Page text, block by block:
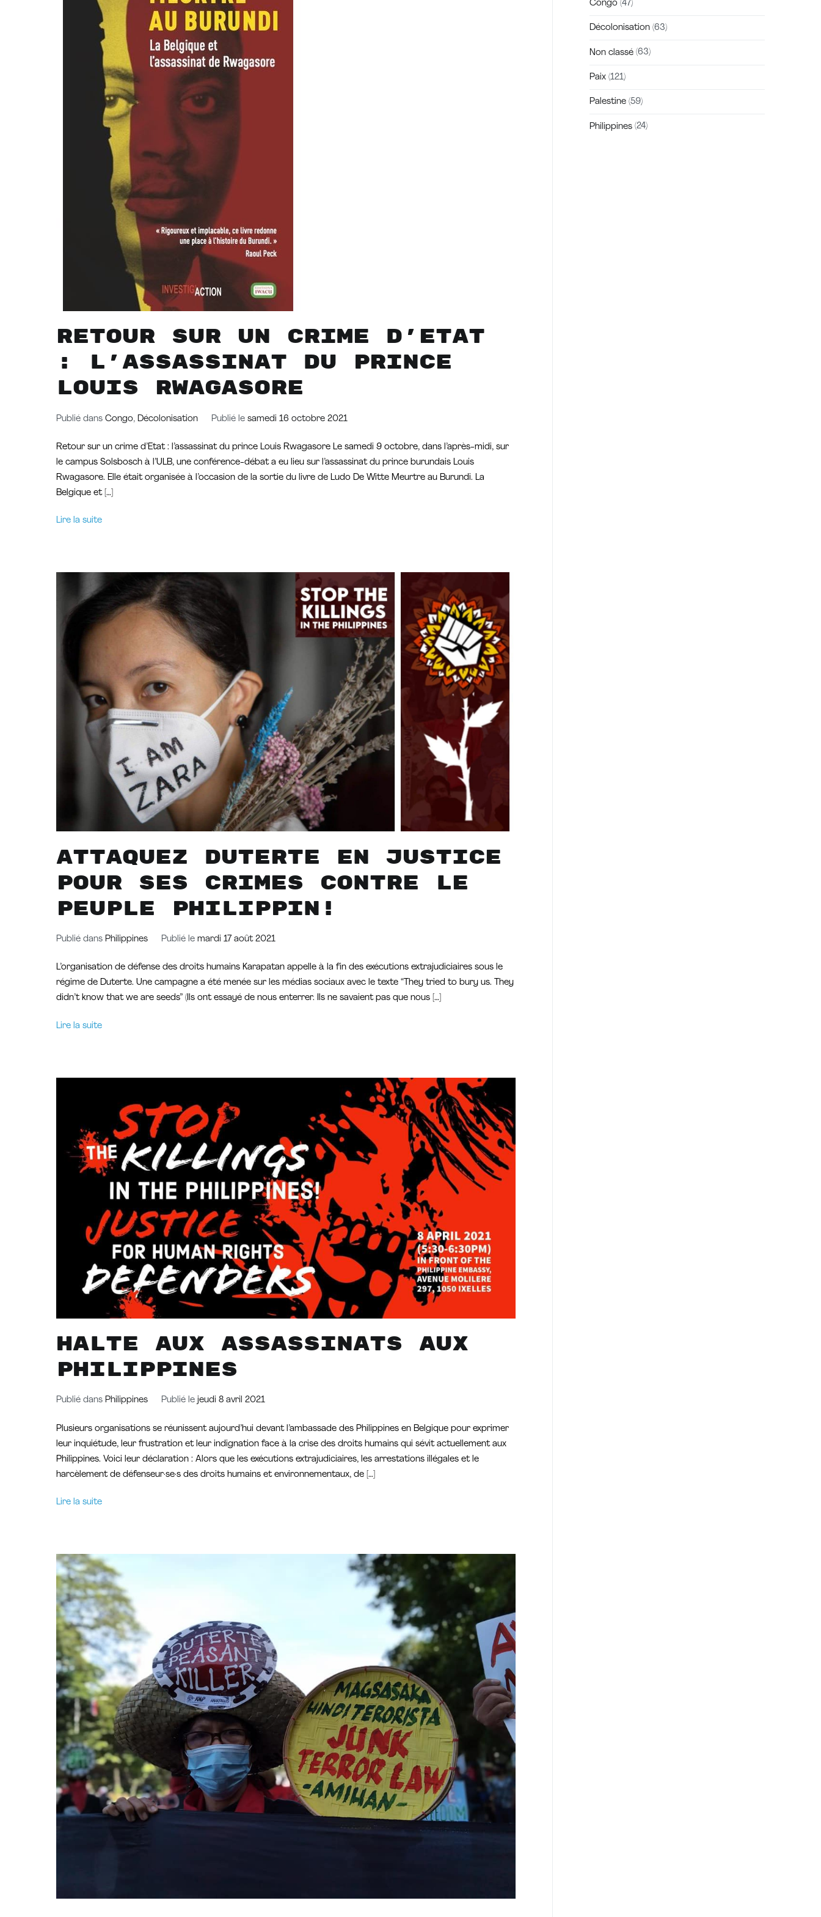
Retour sur un crime d’Etat
: l’assassinat du prince
Louis Rwagasore
Publié dans Congo, Décolonisation Publié le samedi 16 octobre 2021
Retour sur un crime d’Etat : l’assassinat du prince Louis Rwagasore Le samedi 9 octobre, dans l’après-midi, sur
le campus Solsbosch à l’ULB, une conférence-débat a eu lieu sur l’assassinat du prince burundais Louis
Rwagasore. Elle était organisée à l’occasion de la sortie du livre de Ludo De Witte Meurtre au Burundi. La
Belgique et […]
Lire la suite
Attaquez Duterte en justice
pour ses crimes contre le
peuple philippin!
Publié dans Philippines Publié le mardi 17 août 2021
L’organisation de défense des droits humains Karapatan appelle à la fin des exécutions extrajudiciaires sous le
régime de Duterte. Une campagne a été menée sur les médias sociaux avec le texte “They tried to bury us. They
didn’t know that we are seeds” (Ils ont essayé de nous enterrer. Ils ne savaient pas que nous […]
Lire la suite
Halte aux assassinats aux
Philippines
Publié dans Philippines Publié le jeudi 8 avril 2021
Plusieurs organisations se réunissent aujourd’hui devant l’ambassade des Philippines en Belgique pour exprimer
leur inquiétude, leur frustration et leur indignation face à la crise des droits humains qui sévit actuellement aux
Philippines. Voici leur déclaration : Alors que les exécutions extrajudiciaires, les arrestations illégales et le
harcèlement de défenseur·se·s des droits humains et environnementaux, de […]
Lire la suite
Congo (47)
Décolonisation (63)
Non classé (63)
Paix (121)
Palestine (59)
Philippines (24)